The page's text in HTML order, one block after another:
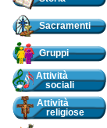
Sacramenti
Gruppi
Attività
sociali
Attività
religiose